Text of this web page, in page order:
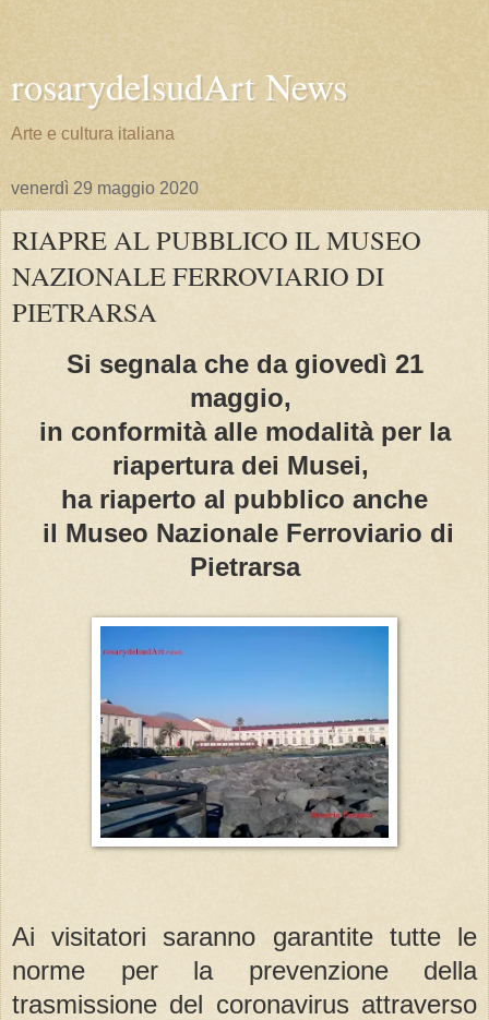
rosarydelsudArt News
Arte e cultura italiana
venerdì 29 maggio 2020
RIAPRE AL PUBBLICO IL MUSEO
NAZIONALE FERROVIARIO DI
PIETRARSA
Si segnala che da giovedì 21
maggio,
in conformità alle modalità per la
riapertura dei Musei,
ha riaperto al pubblico anche
il Museo Nazionale Ferroviario di
Pietrarsa
Ai visitatori saranno garantite tutte le
norme per la prevenzione della
trasmissione del coronavirus attraverso